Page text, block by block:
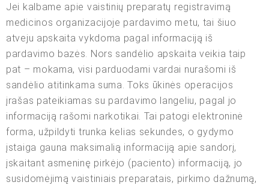
Jei kalbame apie vaistinių preparatų registravimą
medicinos organizacijoje pardavimo metu, tai šiuo
atveju apskaita vykdoma pagal informaciją iš
pardavimo bazės. Nors sandėlio apskaita veikia taip
pat – mokama, visi parduodami vardai nurašomi iš
sandėlio atitinkama suma. Toks ūkinės operacijos
įrašas pateikiamas su pardavimo langeliu, pagal jo
informaciją rašomi narkotikai. Tai patogi elektroninė
forma, užpildyti trunka kelias sekundes, o gydymo
įstaiga gauna maksimalią informaciją apie sandorį,
įskaitant asmeninę pirkėjo (paciento) informaciją, jo
susidomėjimą vaistiniais preparatais, pirkimo dažnumą,